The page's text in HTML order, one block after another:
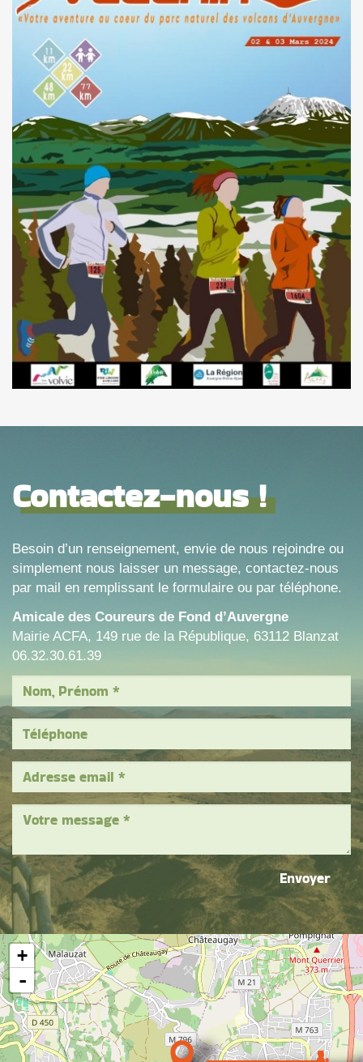
Contactez-nous !
Besoin d’un renseignement, envie de nous rejoindre ou
simplement nous laisser un message, contactez-nous
par mail en remplissant le formulaire ou par téléphone.
Amicale des Coureurs de Fond d’Auvergne
Mairie ACFA, 149 rue de la République, 63112 Blanzat
06.32.30.61.39
Envoyer
+
-